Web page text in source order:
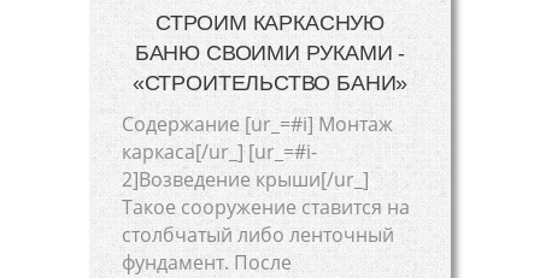
СТРОИМ КАРКАСНУЮ
БАНЮ СВОИМИ РУКАМИ -
«СТРОИТЕЛЬСТВО БАНИ»
Cодержание [ur_=#i] Монтаж
каркаса[/ur_] [ur_=#i-
2]Возведение крыши[/ur_]
Такое сооружение ставится на
столбчатый либо ленточный
фундамент. После